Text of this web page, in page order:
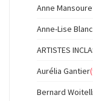
Anne
Anne-Lise
ARTISTES
Aurélia Gantier
Bernard